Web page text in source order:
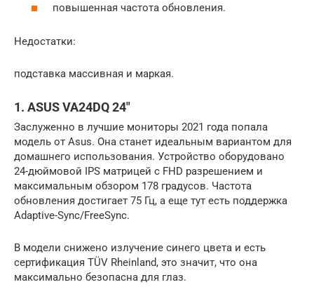
повышенная частота обновления.
Недостатки:
подставка массивная и маркая.
1. ASUS VA24DQ 24″
Заслуженно в лучшие мониторы 2021 года попала
модель от Asus. Она станет идеальным вариантом для
домашнего использования. Устройство оборудовано
24-дюймовой IPS матрицей с FHD разрешением и
максимальным обзором 178 градусов. Частота
обновления достигает 75 Гц, а еще тут есть поддержка
Adaptive-Sync/FreeSync.
В модели снижено излучение синего цвета и есть
сертификация TÜV Rheinland, это значит, что она
максимально безопасна для глаз.